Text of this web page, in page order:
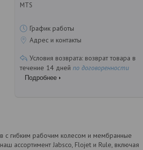
MTS
График работы
Адрес и контакты
возврат товара в
течение 14 дней по договоренности
Подробнее
с гибким рабочим колесом и мембранные
ассортимент Jabsco, Flojet и Rule, включая